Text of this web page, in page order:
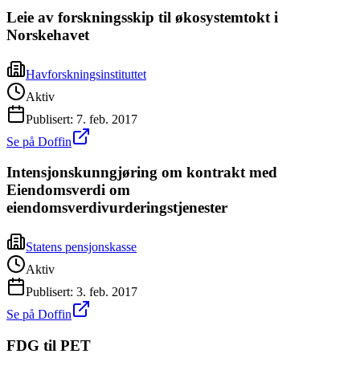
Leie av forskningsskip til økosystemtokt i
Norskehavet
Havforskningsinstituttet
Aktiv
Publisert: 7. feb. 2017
Se på Doffin
Intensjonskunngjøring om kontrakt med
Eiendomsverdi om
eiendomsverdivurderingstjenester
Statens pensjonskasse
Aktiv
Publisert: 3. feb. 2017
Se på Doffin
FDG til PET